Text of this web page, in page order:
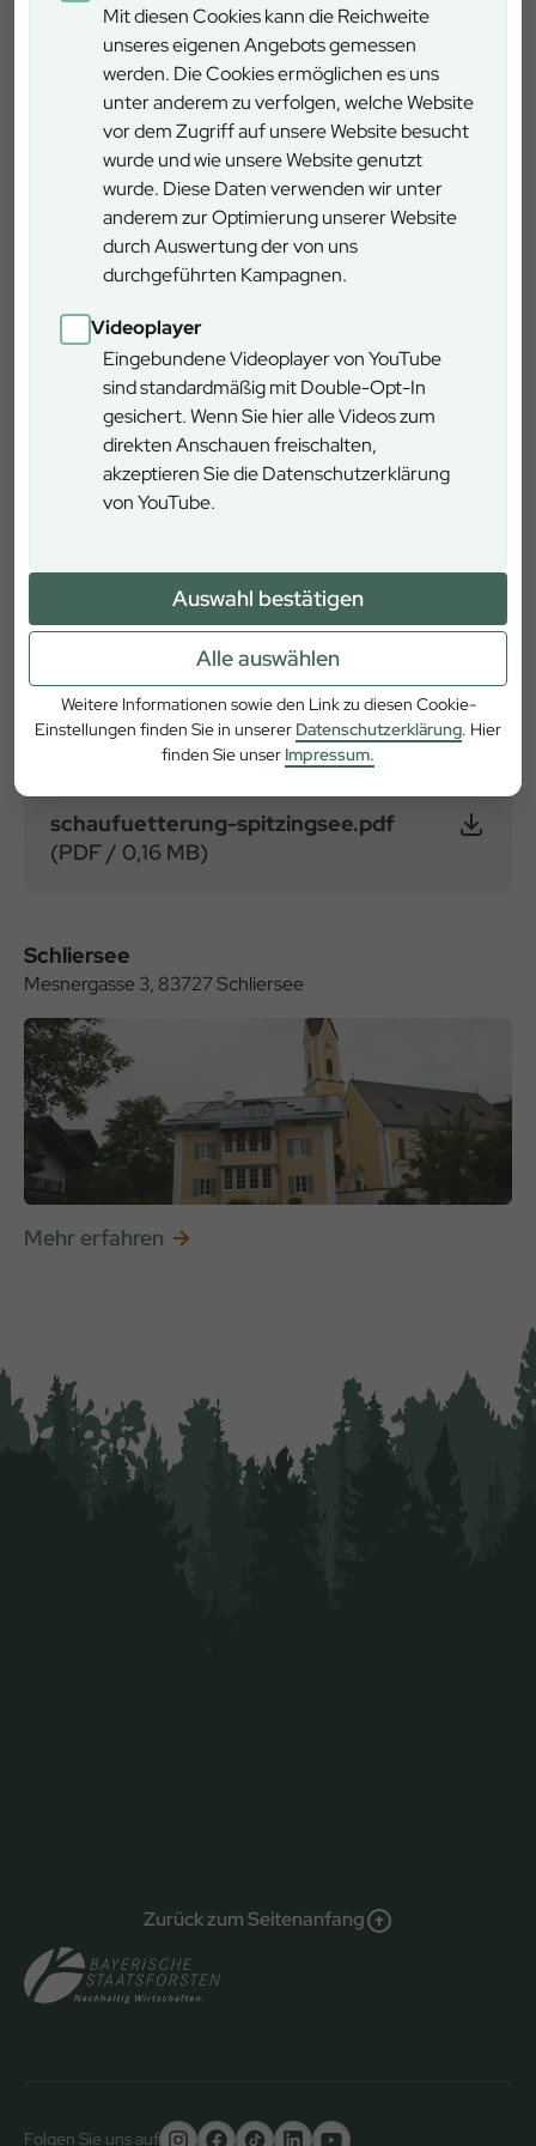
Mit diesen Cookies kann die Reichweite
unseres eigenen Angebots gemessen
werden. Die Cookies ermöglichen es uns
unter anderem zu verfolgen, welche Website
vor dem Zugriff auf unsere Website besucht
wurde und wie unsere Website genutzt
wurde. Diese Daten verwenden wir unter
anderem zur Optimierung unserer Website
durch Auswertung der von uns
durchgeführten Kampagnen.
Videoplayer
Eingebundene Videoplayer von YouTube
sind standardmäßig mit Double-Opt-In
gesichert. Wenn Sie hier alle Videos zum
direkten Anschauen freischalten,
akzeptieren Sie die Datenschutzerklärung
von YouTube.
Auswahl bestätigen
Alle auswählen
Weitere Informationen sowie den Link zu diesen Cookie-
Einstellungen finden Sie in unserer Datenschutzerklärung. Hier
finden Sie unser Impressum.
Vom Parkplatz aus folgen Sie der gesperrten
Valepperstrasse bis zum Wintergatter.
Details
Zeitbedarf 2-3 Stunden
Schwierigkeitsgrad gering
Rundweg nein
Rollstuhlgerecht
Weitere Informationen
schaufuetterung-spitzingsee.pdf
(PDF / 0,16 MB)
Schliersee
Mesnergasse 3, 83727 Schliersee
Mehr erfahren
Zurück zum Seitenanfang
Folgen Sie uns auf